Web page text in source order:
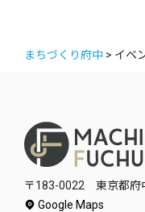
まちづくり府中 > イベ
〒183-0022 東京都府
Google Maps